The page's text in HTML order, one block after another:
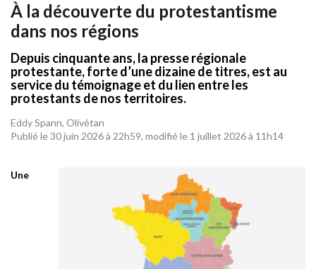
À la découverte du protestantisme
dans nos régions
Depuis cinquante ans, la presse régionale
protestante, forte d’une dizaine de titres, est au
service du témoignage et du lien entre les
protestants de nos territoires.
Eddy Spann, Olivétan
Publié le 30 juin 2026 à 22h59, modifié le 1 juillet 2026 à 11h14
Une